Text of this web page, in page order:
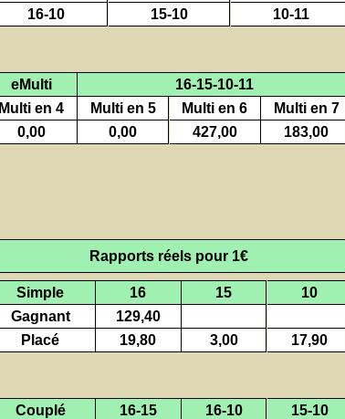
16-10
15-10 10-11
eMulti
16-15-10-11
Multi en 4
Multi en 5 Multi en 6
Multi en 7
0,00
0,00 427,00 183,00
Rapports réels pour 1€
Simple 16 15
10
Gagnant
129,40
Placé
19,80 3,00 17,90
Couplé 16-15 16-10
15-10